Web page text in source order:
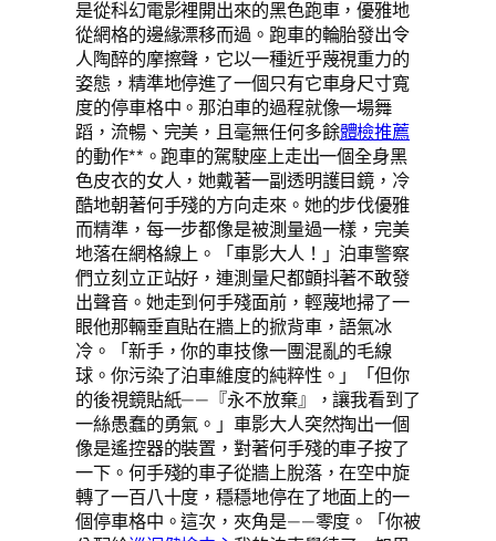
是從科幻電影裡開出來的黑色跑車，優雅地
從網格的邊緣漂移而過。跑車的輪胎發出令
人陶醉的摩擦聲，它以一種近乎蔑視重力的
姿態，精準地停進了一個只有它車身尺寸寬
度的停車格中。那泊車的過程就像一場舞
蹈，流暢、完美，且毫無任何多餘體檢推薦
的動作**。跑車的駕駛座上走出一個全身黑
色皮衣的女人，她戴著一副透明護目鏡，冷
酷地朝著何手殘的方向走來。她的步伐優雅
而精準，每一步都像是被測量過一樣，完美
地落在網格線上。「車影大人！」泊車警察
們立刻立正站好，連測量尺都顫抖著不敢發
出聲音。她走到何手殘面前，輕蔑地掃了一
眼他那輛垂直貼在牆上的掀背車，語氣冰
冷。「新手，你的車技像一團混亂的毛線
球。你污染了泊車維度的純粹性。」「但你
的後視鏡貼紙——『永不放棄』，讓我看到了
一絲愚蠢的勇氣。」車影大人突然掏出一個
像是遙控器的裝置，對著何手殘的車子按了
一下。何手殘的車子從牆上脫落，在空中旋
轉了一百八十度，穩穩地停在了地面上的一
個停車格中。這次，夾角是——零度。「你被